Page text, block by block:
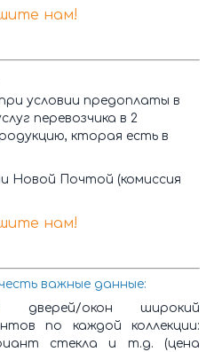
нам!
условии предоплаты в
перевозчика в 2
кторая есть в
Новой Почтой (комиссия
нам!
важные данные:
дверей/окон широкий
по каждой коллекции:
стекла и т.д. (цена